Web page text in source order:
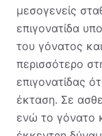
μεσογενείς
επιγονατίδα
του γόνατος
περισσότερο
επιγονατίδας
έκταση. Σε
ενώ το γόνατο